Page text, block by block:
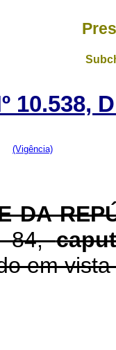
10.538,
(Vigência)
DA
84,caput
em